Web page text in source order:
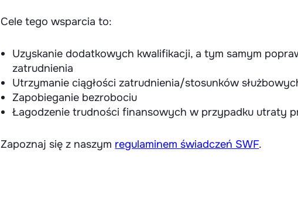
Cele tego wsparcia to:
Uzyskanie dodatkowych kwalifikacji, a tym samym
zatrudnienia
Utrzymanie ciągłości zatrudnienia/stosunków
Zapobieganie bezrobociu
Łagodzenie trudności finansowych w przypadku utraty
Zapoznaj się z naszym regulaminem świadczeń SWF.